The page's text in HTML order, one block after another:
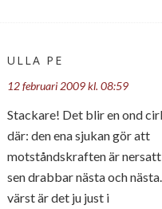
ULLA PE
12 februari 2009 kl. 08:59
Stackare! Det blir en ond
där: den ena sjukan gör att
motståndskraften är
sen drabbar nästa och
värst är det ju just i